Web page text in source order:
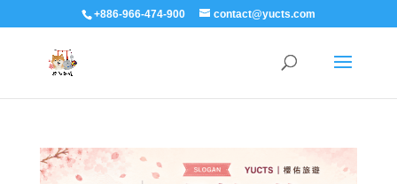
+886-966-474-900 contact@yucts.com